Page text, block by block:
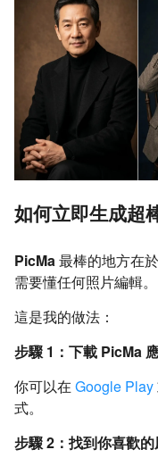
如何立即生成超
PicMa最棒的地方在
需要懂任何照片編輯。
這是我的做法：
步驟 1：下載 PicMa
你可以在 Google Play
式。
步驟 2：找到你喜歡